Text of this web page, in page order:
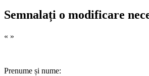
Semnalați o modificare
« »
Prenume și nume: